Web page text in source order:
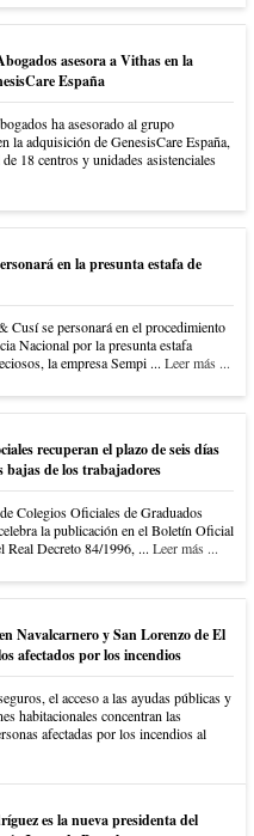
asesora a Vithas en la
España
ha asesorado al grupo
la adquisición de GenesisCare España,
18 centros y unidades asistenciales
en la presunta estafa de
Cusí se personará en el procedimiento
Nacional por la presunta estafa
la empresa Sempi ... Leer más ...
recuperan el plazo de seis días
bajas de los trabajadores
Colegios Oficiales de Graduados
la publicación en el Boletín Oficial
Real Decreto 84/1996, ... Leer más ...
Navalcarnero y San Lorenzo de El
afectados por los incendios
el acceso a las ayudas públicas y
habitacionales concentran las
afectadas por los incendios al
es la nueva presidenta del